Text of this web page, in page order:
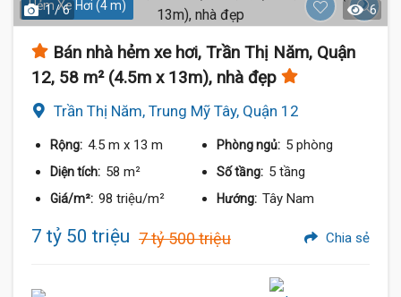
Hẻm Xe Hơi (4 m)
1 / 6 6
Bán nhà hẻm xe hơi, Trần Thị Năm, Quận
12, 58 m² (4.5m x 13m), nhà đẹp
Trần Thị Năm, Trung Mỹ Tây, Quận 12
Rộng: 4.5 m x 13 m Phòng ngủ: 5 phòng
Diện tích: 58 m² Số tầng: 5 tầng
Giá/m²: 98 triệu/m² Hướng: Tây Nam
7 tỷ 50 triệu 7 tỷ 500 triệu Chia sẻ